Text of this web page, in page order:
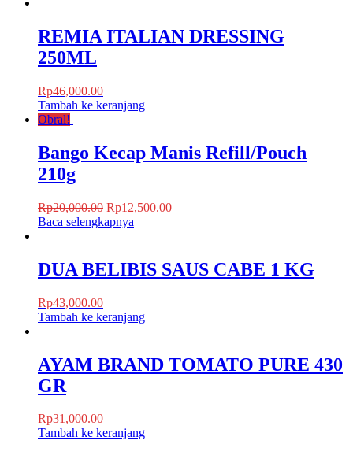
REMIA ITALIAN DRESSING
250ML
Rp46,000.00
Tambah ke keranjang
Obral!
Bango Kecap Manis Refill/Pouch
210g
Rp20,000.00 Rp12,500.00
Baca selengkapnya
DUA BELIBIS SAUS CABE 1 KG
Rp43,000.00
Tambah ke keranjang
AYAM BRAND TOMATO PURE 430
GR
Rp31,000.00
Tambah ke keranjang